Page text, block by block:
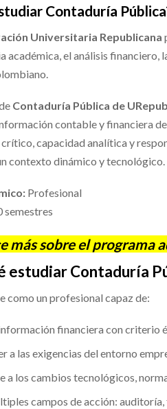
Contaduría
Universitaria Republicana
académica, el análisis
Contaduría Pública de
contable y financiera
capacidad analítica y
contexto dinámico y tecnológico.
Profesional
semestres
más sobre el programa
estudiar Contaduría
como un profesional capaz de:
financiera con criterio
a las exigencias del entorno
a los cambios tecnológicos,
campos de acción: